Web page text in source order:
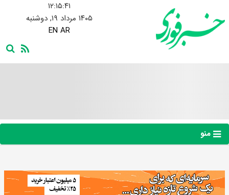
۱۲:۱۵:۴۳
۱۴۰۵ مرداد ۱۹, دوشنبه
EN AR
منو